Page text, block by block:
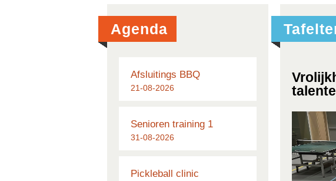
Agenda
Afsluitings BBQ
21-08-2026
Senioren training 1
31-08-2026
Pickleball clinic